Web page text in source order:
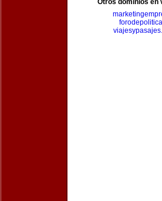
Otros dominios en